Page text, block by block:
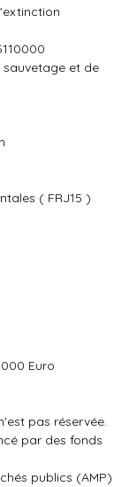
sauvetage et de
( FRJ15 )
Euro
pas réservée.
par des fonds
publics (AMP)